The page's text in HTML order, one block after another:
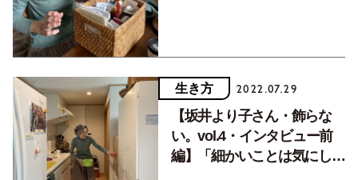
生き方 2022.07.29
【坂井より子さん・飾らな
い。vol.4・インタビュー前
編】「細かいことは気にしな